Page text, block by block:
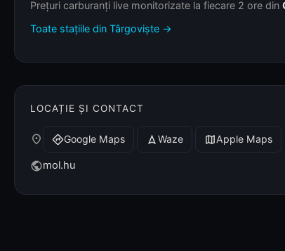
Prețuri carburanți live monitorizate la fiecare 2 ore din
Toate stațiile din Târgoviște →
LOCAȚIE ȘI CONTACT
place directionsGoogle Maps navigation Waze mapApple Maps
publicmol.hu